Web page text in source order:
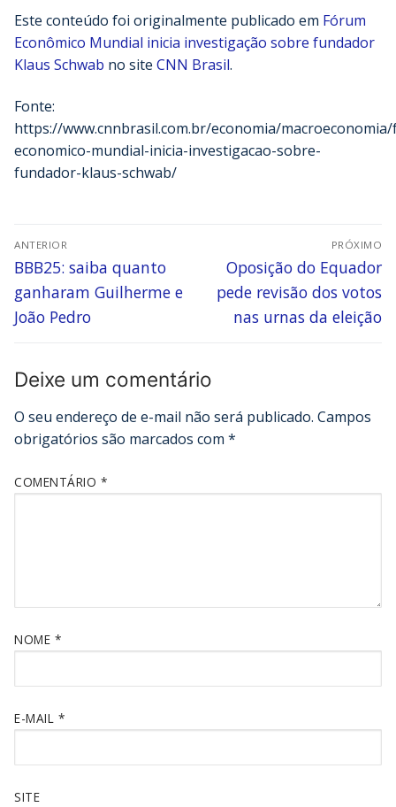
Este conteúdo foi originalmente publicado em Fórum
Econômico Mundial inicia investigação sobre fundador
Klaus Schwab no site CNN Brasil.
Fonte:
https://www.cnnbrasil.com.br/economia/
economico-mundial-inicia-investigacao-sobre-
fundador-klaus-schwab/
ANTERIOR
BBB25: saiba quanto
ganharam Guilherme e
João Pedro
PRÓXIMO
Oposição do Equador
pede revisão dos votos
nas urnas da eleição
Deixe um comentário
O seu endereço de e-mail não será publicado. Campos
obrigatórios são marcados com *
COMENTÁRIO *
NOME *
E-MAIL *
SITE